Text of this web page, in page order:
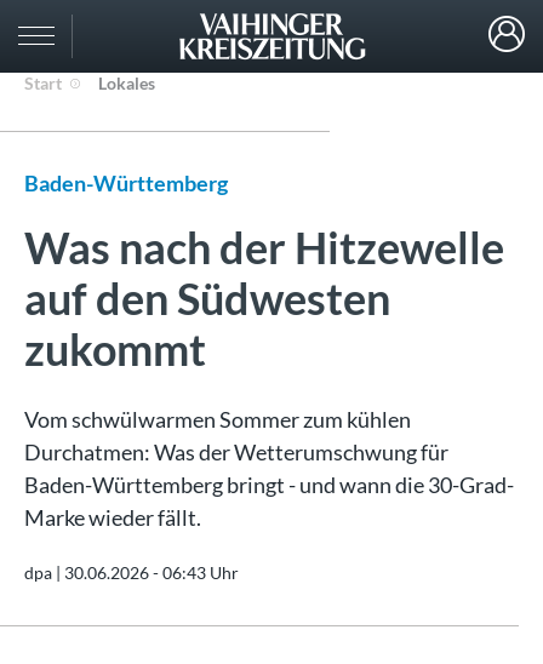
Start Lokales
Baden-Württemberg
Was nach der Hitzewelle
auf den Südwesten
zukommt
Vom schwülwarmen Sommer zum kühlen
Durchatmen: Was der Wetterumschwung für
Baden-Württemberg bringt - und wann die 30-Grad-
Marke wieder fällt.
dpa | 30.06.2026 - 06:43 Uhr